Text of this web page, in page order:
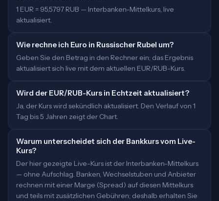
1 EUR = 95,5797 RUB — Interbanken-Mittelkurs, live
aktualisiert.
Wie rechne ich Euro in Russischer Rubel um?
Geben Sie den Betrag in den Rechner ein; das Ergebnis
aktualisiert sich live mit dem aktuellen EUR/RUB-Kurs.
Wird der EUR/RUB-Kurs in Echtzeit aktualisiert?
Ja, der Kurs wird sekündlich aktualisiert. Den Verlauf von 1
Tag bis 5 Jahren zeigt der Chart.
Warum unterscheidet sich der Bankkurs vom Live-
Kurs?
Der hier gezeigte Live-Kurs ist der Interbanken-Mittelkurs
— ohne Aufschlag. Banken, Wechselstuben und Anbieter
rechnen mit einer Marge (Spread) auf diesen Mittelkurs
und teils mit zusätzlichen Gebühren; deshalb erhalten Sie